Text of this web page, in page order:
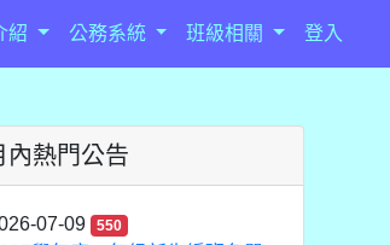
紹 公務系統 班級相關 登入
內熱門公告
07-09 550